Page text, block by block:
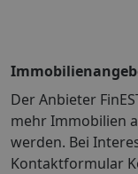
Der Anbieter
mehr Immobilien
werden. Bei
Kontaktformular